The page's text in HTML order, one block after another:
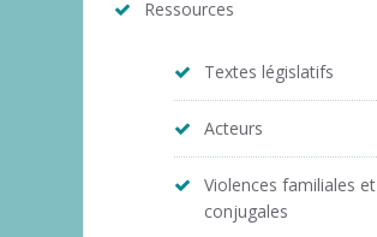
Ressources
Textes législatifs
Acteurs
Violences familiales et
conjugales